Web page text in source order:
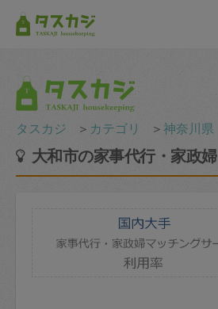
タスカジ ＞ カテゴリ ＞神奈川県
大和市の家事代行・家政婦